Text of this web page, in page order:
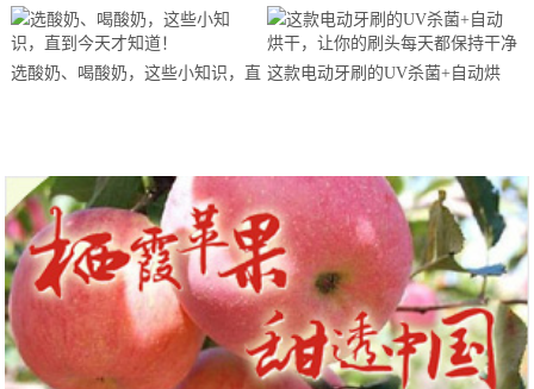
马拉松超级精英赛顺德海骏达中心
站欢乐开跑
选酸奶、喝酸奶，这些小知识，直 这款电动牙刷的UV杀菌+自动烘